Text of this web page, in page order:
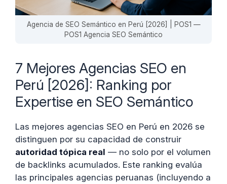
Agencia de SEO Semántico en Perú [2026] | POS1 —
POS1 Agencia SEO Semántico
7 Mejores Agencias SEO en
Perú [2026]: Ranking por
Expertise en SEO Semántico
Las mejores agencias SEO en Perú en 2026 se
distinguen por su capacidad de construir
autoridad tópica real — no solo por el volumen
de backlinks acumulados. Este ranking evalúa
las principales agencias peruanas (incluyendo a